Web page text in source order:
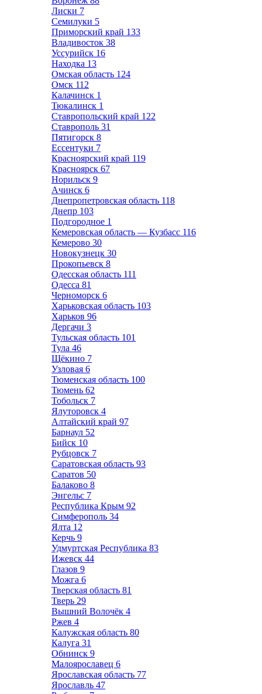
Лиски 7
Семилуки 5
Приморский край 133
Владивосток 38
Уссурийск 16
Находка 13
Омская область 124
Омск 112
Калачинск 1
Тюкалинск 1
Ставропольский край 122
Ставрополь 31
Пятигорск 8
Ессентуки 7
Красноярский край 119
Красноярск 67
Норильск 9
Ачинск 6
Днепропетровская область 118
Днепр 103
Подгородное 1
Кемеровская область — Кузбасс 116
Кемерово 30
Новокузнецк 30
Прокопьевск 8
Одесская область 111
Одесса 81
Черноморск 6
Харьковская область 103
Харьков 96
Дергачи 3
Тульская область 101
Тула 46
Щёкино 7
Узловая 6
Тюменская область 100
Тюмень 62
Тобольск 7
Ялуторовск 4
Алтайский край 97
Барнаул 52
Бийск 10
Рубцовск 7
Саратовская область 93
Саратов 50
Балаково 8
Энгельс 7
Республика Крым 92
Симферополь 34
Ялта 12
Керчь 9
Удмуртская Республика 83
Ижевск 44
Глазов 9
Можга 6
Тверская область 81
Тверь 29
Вышний Волочёк 4
Ржев 4
Калужская область 80
Калуга 31
Обнинск 9
Малоярославец 6
Ярославская область 77
Ярославль 47